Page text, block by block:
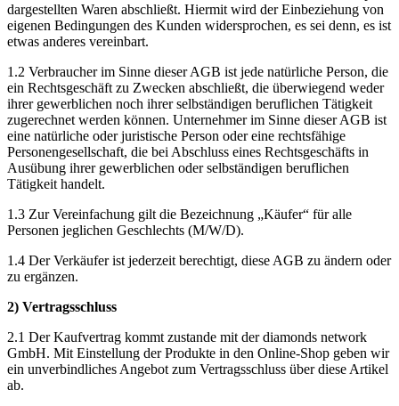
dargestellten Waren abschließt. Hiermit wird der Einbeziehung von
eigenen Bedingungen des Kunden widersprochen, es sei denn, es ist
etwas anderes vereinbart.
1.2 Verbraucher im Sinne dieser AGB ist jede natürliche Person, die
ein Rechtsgeschäft zu Zwecken abschließt, die überwiegend weder
ihrer gewerblichen noch ihrer selbständigen beruflichen Tätigkeit
zugerechnet werden können. Unternehmer im Sinne dieser AGB ist
eine natürliche oder juristische Person oder eine rechtsfähige
Personengesellschaft, die bei Abschluss eines Rechtsgeschäfts in
Ausübung ihrer gewerblichen oder selbständigen beruflichen
Tätigkeit handelt.
1.3 Zur Vereinfachung gilt die Bezeichnung „Käufer“ für alle
Personen jeglichen Geschlechts (M/W/D).
1.4 Der Verkäufer ist jederzeit berechtigt, diese AGB zu ändern oder
zu ergänzen.
2) Vertragsschluss
2.1 Der Kaufvertrag kommt zustande mit der diamonds network
GmbH. Mit Einstellung der Produkte in den Online-Shop geben wir
ein unverbindliches Angebot zum Vertragsschluss über diese Artikel
ab.